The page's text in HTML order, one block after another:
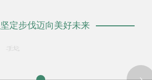
定步伐迈向美好未来